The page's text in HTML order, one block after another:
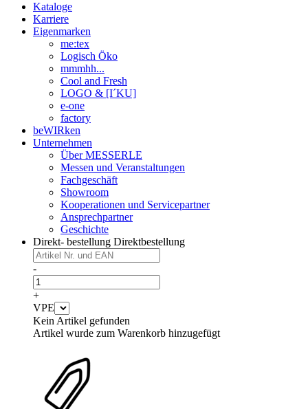
Kataloge
Karriere
Eigenmarken
me:tex
Logisch Öko
mmmhh...
Cool and Fresh
LOGO & [I´KU]
e-one
factory
beWIRken
Unternehmen
Über MESSERLE
Messen und Veranstaltungen
Fachgeschäft
Showroom
Kooperationen und Servicepartner
Ansprechpartner
Geschichte
Direkt- bestellung Direktbestellung
-
+
VPE
Kein Artikel gefunden
Artikel wurde zum Warenkorb hinzugefügt